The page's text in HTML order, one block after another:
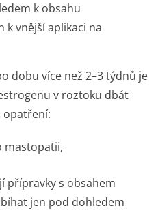
k obsahu
vnější aplikaci na
dobu více než 2–3 týdnů je
v roztoku dbát
opatření:
mastopatii,
přípravky s obsahem
jen pod dohledem